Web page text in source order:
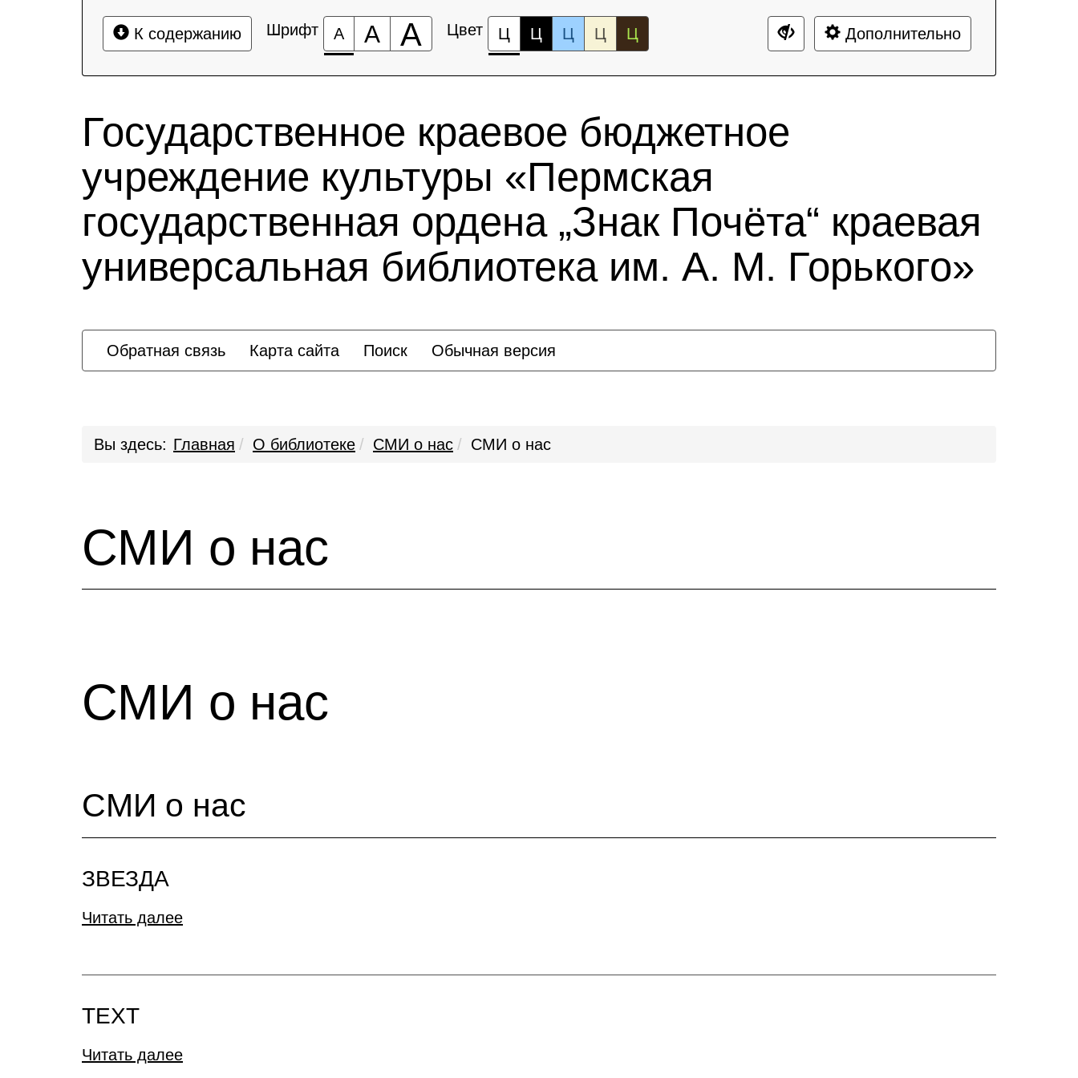
К содержанию Шрифт А А А Цвет Ц Ц Ц Ц Ц Дополнительно
Государственное краевое бюджетное
учреждение культуры «Пермская
государственная ордена „Знак Почёта“ краевая
универсальная библиотека им. А. М. Горького»
Обратная связь Карта сайта Поиск Обычная версия
Вы здесь: Главная О библиотеке СМИ о нас СМИ о нас
СМИ о нас
СМИ о нас
СМИ о нас
ЗВЕЗДА
Читать далее
TEXT
Читать далее